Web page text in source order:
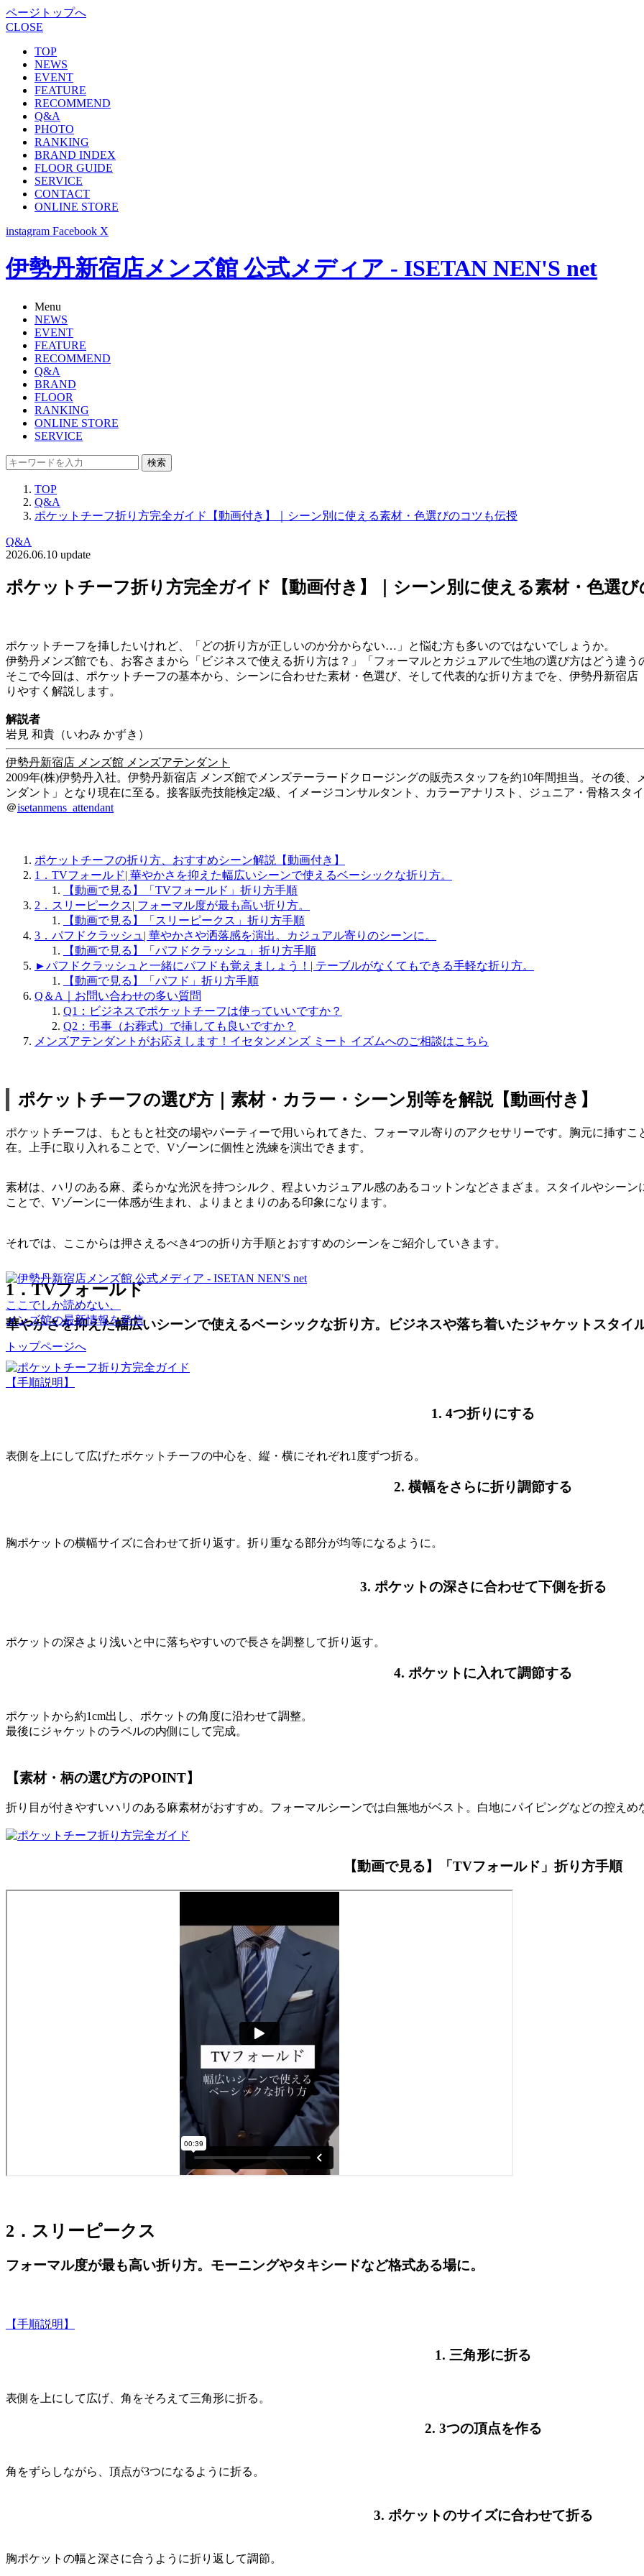
ページトップへ
CLOSE
TOP
NEWS
EVENT
FEATURE
RECOMMEND
Q&A
PHOTO
RANKING
BRAND INDEX
FLOOR GUIDE
SERVICE
CONTACT
ONLINE STORE
instagram Facebook X
伊勢丹新宿店メンズ館 公式メディア - ISETAN NEN'S net
Menu
NEWS
EVENT
FEATURE
RECOMMEND
Q&A
BRAND
FLOOR
RANKING
ONLINE STORE
SERVICE
検索
TOP
Q&A
ポケットチーフ折り方完全ガイド【動画付き】｜シーン別に使える素材・色選びのコツも伝授
Q&A
2026.06.10 update
ポケットチーフ折り方完全ガイド【動画付き】｜シーン別に使える素材・色選
ポケットチーフを挿したいけれど、「どの折り方が正しいのか分からない…」と悩む方も多いのではないでしょうか。
伊勢丹メンズ館でも、お客さまから「ビジネスで使える折り方は？」「フォーマルとカジュアルで生地の選び方はどう違
そこで今回は、ポケットチーフの基本から、シーンに合わせた素材・色選び、そして代表的な折り方までを、伊勢丹新宿
りやすく解説します。
解説者
岩見 和貴（いわみ かずき）
伊勢丹新宿店 メンズ館 メンズアテンダント
2009年(株)伊勢丹入社。伊勢丹新宿店 メンズ館でメンズテーラードクロージングの販売スタッフを約10年間担当。その後
ンダント」となり現在に至る。接客販売技能検定2級、イメージコンサルタント、カラーアナリスト、ジュニア・骨格スタ
＠isetanmens_attendant
ポケットチーフの折り方、おすすめシーン解説【動画付き】
1．TVフォールド| 華やかさを抑えた幅広いシーンで使えるベーシックな折り方。
【動画で見る】「TVフォールド」折り方手順
2．スリーピークス| フォーマル度が最も高い折り方。
【動画で見る】「スリーピークス」折り方手順
3．パフドクラッシュ| 華やかさや洒落感を演出。カジュアル寄りのシーンに。
【動画で見る】「パフドクラッシュ」折り方手順
►パフドクラッシュと一緒にパフドも覚えましょう！| テーブルがなくてもできる手軽な折り方。
【動画で見る】「パフド」折り方手順
Q＆A｜お問い合わせの多い質問
Q1：ビジネスでポケットチーフは使っていいですか？
Q2：弔事（お葬式）で挿しても良いですか？
メンズアテンダントがお応えします！イセタンメンズ ミート イズムへのご相談はこちら
ポケットチーフの選び方｜素材・カラー・シーン別等を解説【動画付き】
ポケットチーフは、もともと社交の場やパーティーで用いられてきた、フォーマル寄りのアクセサリーです。胸元に挿す
在。上手に取り入れることで、Vゾーンに個性と洗練を演出できます。
素材は、ハリのある麻、柔らかな光沢を持つシルク、程よいカジュアル感のあるコットンなどさまざま。スタイルやシー
ことで、Vゾーンに一体感が生まれ、よりまとまりのある印象になります。
それでは、ここからは押さえるべき4つの折り方手順とおすすめのシーンをご紹介していきます。
1．TVフォールド
華やかさを抑えた幅広いシーンで使えるベーシックな折り方。ビジネスや落ち着いたジャケットスタイ
【手順説明】
1. 4つ折りにする
表側を上にして広げたポケットチーフの中心を、縦・横にそれぞれ1度ずつ折る。
2. 横幅をさらに折り調節する
胸ポケットの横幅サイズに合わせて折り返す。折り重なる部分が均等になるように。
3. ポケットの深さに合わせて下側を折る
ポケットの深さより浅いと中に落ちやすいので長さを調整して折り返す。
4. ポケットに入れて調節する
ポケットから約1cm出し、ポケットの角度に沿わせて調整。
最後にジャケットのラペルの内側にして完成。
【素材・柄の選び方のPOINT】
折り目が付きやすいハリのある麻素材がおすすめ。フォーマルシーンでは白無地がベスト。白地にパイピングなどの控え
【動画で見る】「TVフォールド」折り方手順
2．スリーピークス
フォーマル度が最も高い折り方。モーニングやタキシードなど格式ある場に。
【手順説明】
1. 三角形に折る
表側を上にして広げ、角をそろえて三角形に折る。
2. 3つの頂点を作る
角をずらしながら、頂点が3つになるように折る。
3. ポケットのサイズに合わせて折る
胸ポケットの幅と深さに合うように折り返して調節。
ここでしか読めない、
メンズ館の最新情報を発信
トップページへ